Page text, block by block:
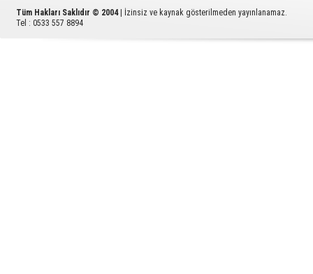
Tüm Hakları Saklıdır © 2004
| İzinsiz ve kaynak gösterilmeden yayınlanamaz.
Tel : 0533 557 8894